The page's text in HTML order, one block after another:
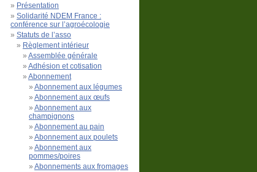
Présentation
Solidarité NDEM France :
conférence sur l’agroécologie
Statuts de l’asso
Règlement intérieur
Assemblée générale
Adhésion et cotisation
Abonnement
Abonnement aux légumes
Abonnement aux œufs
Abonnement aux
champignons
Abonnement au pain
Abonnement aux poulets
Abonnement aux
pommes/poires
Abonnements aux fromages